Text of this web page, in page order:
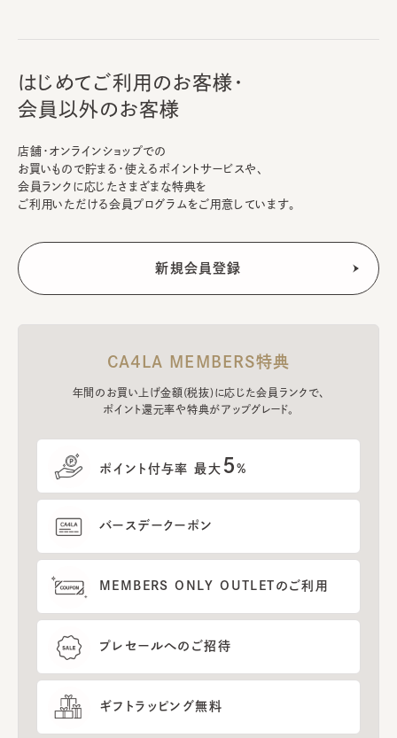
はじめてご利用のお客様・
会員以外のお客様
店舗・オンラインショップでの
お買いもので貯まる・使えるポイントサービスや、
会員ランクに応じたさまざまな特典を
ご利用いただける会員プログラムをご用意しています。
CA4LA MEMBERS特典
年間のお買い上げ金額(税抜)に応じた会員ランクで、
ポイント還元率や特典がアップグレード。
ポイント付与率 最大 5%
バースデークーポン
MEMBERS ONLY OUTLETのご利用
プレセールへのご招待
ギフトラッピング無料